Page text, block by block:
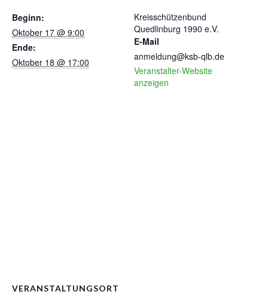
Beginn:
Oktober 17 @ 9:00
Ende:
Oktober 18 @ 17:00
Kreisschützenbund
Quedlinburg 1990 e.V.
E-Mail
anmeldung@ksb-qlb.de
Veranstalter-Website
anzeigen
VERANSTALTUNGSORT